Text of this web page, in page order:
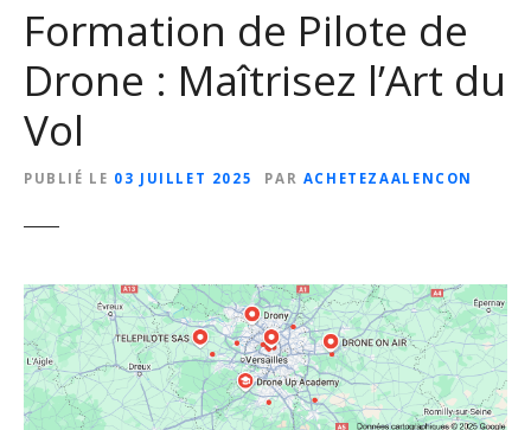
Formation de Pilote de
Drone : Maîtrisez l’Art du
Vol
PUBLIÉ LE 03 JUILLET 2025 PAR ACHETEZAALENCON